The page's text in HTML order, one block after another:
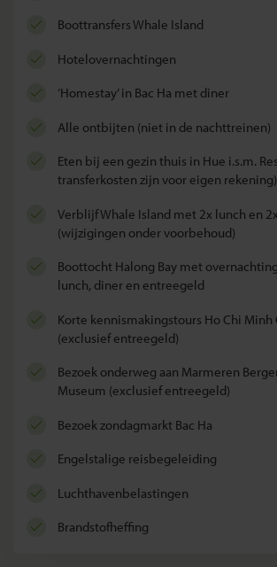
boottransfers Whale Island
hotelovernachtingen
‘homestay’ in Bac Ha met diner
alle ontbijten (niet in de nachttreinen)
eten bij een gezin thuis in Hue i.s.m. ResiRest (eventuele
transferkosten zijn voor eigen rekening)
verblijf Whale Island met 2x lunch en 2x diner
(wijzigingen onder voorbehoud)
boottocht Halong Bay met overnachting aan boord,
lunch, diner en entreegeld
korte kennismakingstours Ho Chi Minh City en Hanoi
(exclusief entreegeld)
bezoek onderweg aan Marmeren Bergen / Cham
Museum (exclusief entreegeld)
bezoek zondagmarkt Bac Ha
Engelstalige reisbegeleiding
luchthavenbelastingen
brandstofheffing